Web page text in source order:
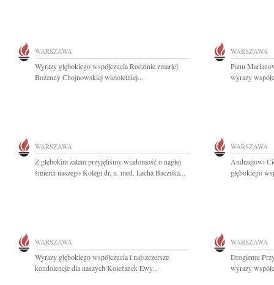
WARSZAWA
Wyrazy głębokiego współczucia Rodzinie zmarłej
Bożenny Chojnowskiej wieloletniej...
WARSZAWA
Panu
wyrazy
WARSZAWA
Z głębokim żalem przyjęliśmy wiadomość o nagłej
śmierci naszego Kolegi dr. n. med. Lecha Baczuka...
WARSZAWA
Andrzejowi
głębokiego
WARSZAWA
Wyrazy głębokiego współczucia i najszczersze
kondolencje dla naszych Koleżanek Ewy...
WARSZAWA
Drogiemu
wyrazy